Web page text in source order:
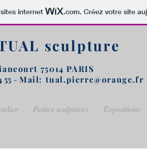
internet .com. Créez votre site
sculpture
75014 PARIS
55 -Mail: tual.pierre@orange.fr
Petites sculptures Expositions